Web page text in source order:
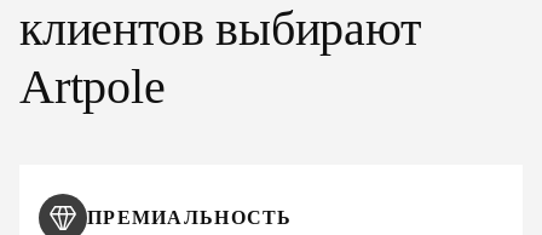
клиентов выбирают
Artpole
ПРЕМИАЛЬНОСТЬ